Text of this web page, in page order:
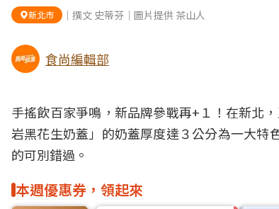
新北市 ｜撰文 史蒂芬｜圖片提供 茶山人
食尚編輯部
手搖飲百家爭鳴，新品牌參戰再+１！在新北
岩黑花生奶蓋」的奶蓋厚度達３公分為一大特
的可別錯過。
本週優惠券，領起來